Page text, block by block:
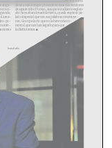
cari-
la rea-
po-
un fo-
dencia está siempre presente en esos dos escritores
desaparecidos. Por eso, aunque su radiante esplen-
dor haya abandonado la tierra, queda en pie el pa-
lacio imperial que con sus palabras construye-
ron. Gran palacio que es la herencia in-
mortal que nos han legado para que
la disfrutemos.
n
Jesús Hellín